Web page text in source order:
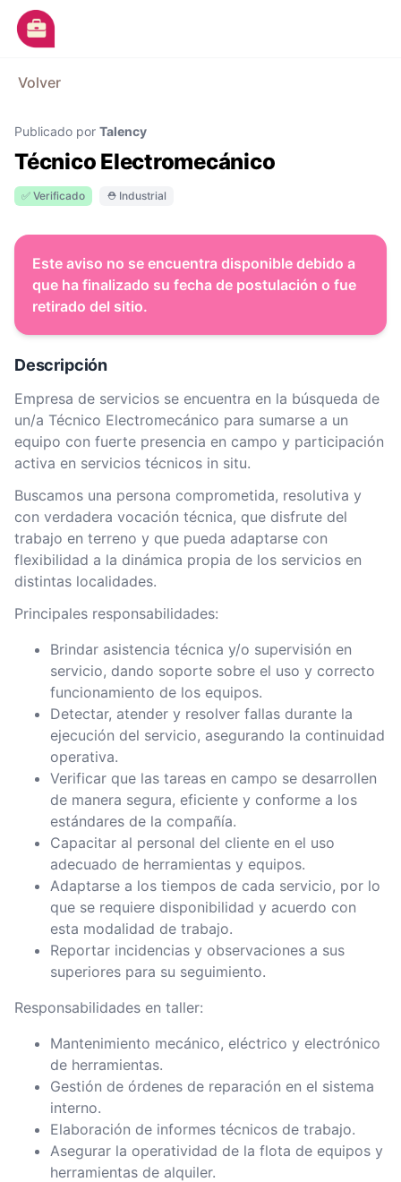
Ir al contenido principal
Categorías
Empresas
Blog
Dejá tu CV
Volver
Publicado por Talency
Técnico Electromecánico
✅ Verificado ⛑ Industrial
Este aviso no se encuentra disponible debido a
que ha finalizado su fecha de postulación o fue
retirado del sitio.
Descripción
Empresa de servicios se encuentra en la búsqueda de
un/a Técnico Electromecánico para sumarse a un
equipo con fuerte presencia en campo y participación
activa en servicios técnicos in situ.
Buscamos una persona comprometida, resolutiva y
con verdadera vocación técnica, que disfrute del
trabajo en terreno y que pueda adaptarse con
flexibilidad a la dinámica propia de los servicios en
distintas localidades.
Principales responsabilidades:
Brindar asistencia técnica y/o supervisión en
servicio, dando soporte sobre el uso y correcto
funcionamiento de los equipos.
Detectar, atender y resolver fallas durante la
ejecución del servicio, asegurando la continuidad
operativa.
Verificar que las tareas en campo se desarrollen
de manera segura, eficiente y conforme a los
estándares de la compañía.
Capacitar al personal del cliente en el uso
adecuado de herramientas y equipos.
Adaptarse a los tiempos de cada servicio, por lo
que se requiere disponibilidad y acuerdo con
esta modalidad de trabajo.
Reportar incidencias y observaciones a sus
superiores para su seguimiento.
Responsabilidades en taller:
Mantenimiento mecánico, eléctrico y electrónico
de herramientas.
Gestión de órdenes de reparación en el sistema
interno.
Elaboración de informes técnicos de trabajo.
Asegurar la operatividad de la flota de equipos y
herramientas de alquiler.